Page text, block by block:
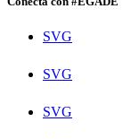
SVG
SVG
SVG